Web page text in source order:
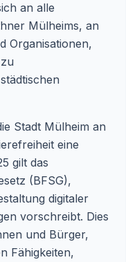
an alle
Mülheims, an
Organisationen,
Stadt Mülheim an
eine
gilt das
(BFSG),
digitaler
vorschreibt. Dies
und Bürger,
Fähigkeiten,